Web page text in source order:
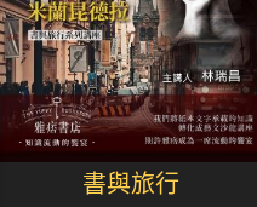
書與旅行